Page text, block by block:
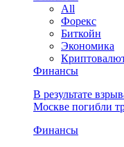
All
Форекс
Биткойн
Экономика
Финансы
В результате
Москве погибли
Финансы